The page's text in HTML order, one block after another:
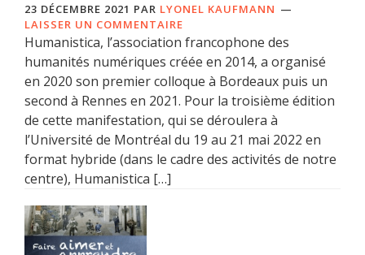
23 DÉCEMBRE 2021 PAR LYONEL KAUFMANN
LAISSER UN COMMENTAIRE
Humanistica, l’association francophone des
humanités numériques créée en 2014, a organisé
en 2020 son premier colloque à Bordeaux puis un
second à Rennes en 2021. Pour la troisième édition
de cette manifestation, qui se déroulera à
l’Université de Montréal du 19 au 21 mai 2022 en
format hybride (dans le cadre des activités de notre
centre), Humanistica […]